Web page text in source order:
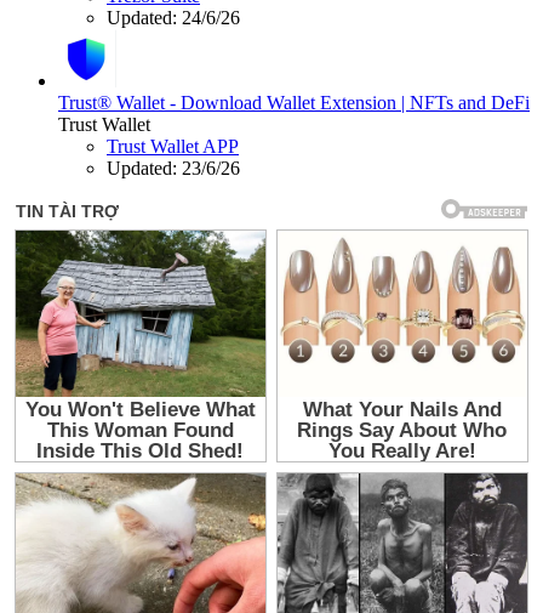
Updated: 24/6/26
Trust® Wallet - Download Wallet Extension | NFTs and DeFi
Trust Wallet
Trust Wallet APP
Updated: 23/6/26